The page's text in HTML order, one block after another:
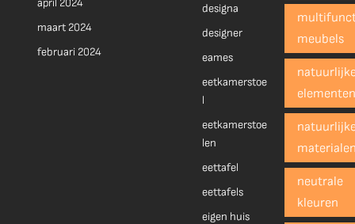
april 2024
maart 2024
februari 2024
designa
designer
eames
eetkamerstoe
l
eetkamerstoe
len
eettafel
eettafels
eigen huis
meubels
neutrale
kleuren